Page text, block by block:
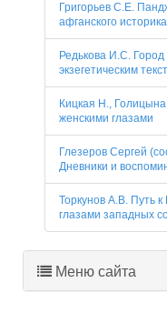
Григорьев С.Е.
афганского историка
Редькова И.С.
экзегетическим
Кицкая Н.,
женскими глазами
Глезеров Сергей
Дневники и
Торкунов А.В. Путь
глазами западных
Меню сайта